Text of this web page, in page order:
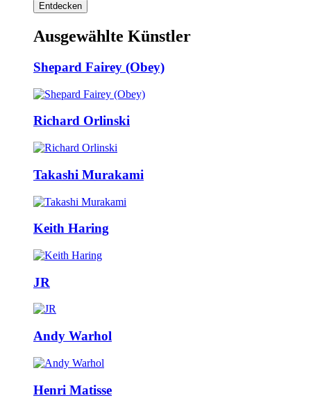
Entdecken
Ausgewählte Künstler
Shepard Fairey (Obey)
Richard Orlinski
Takashi Murakami
Keith Haring
JR
Andy Warhol
Henri Matisse